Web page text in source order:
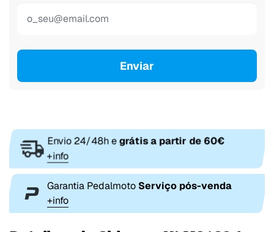
Enviar
Envio 24/48h egrátis a partir de 60€
+info
Garantia Pedalmoto Serviço pós-venda
+info